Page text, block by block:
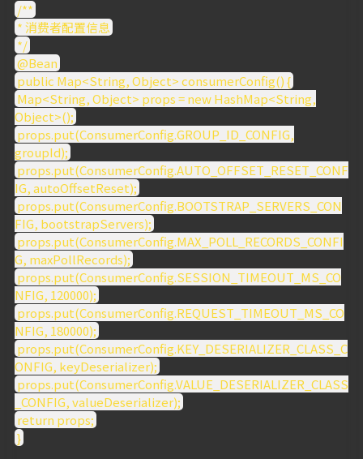
/**
* 消费者配置信息
*/
@Bean
public Map<String, Object> consumerConfig() {
Map<String, Object> props = new HashMap<String,
Object>();
props.put(ConsumerConfig.GROUP_ID_CONFIG,
groupId);
props.put(ConsumerConfig.AUTO_OFFSET_RESET_CONF
IG, autoOffsetReset);
props.put(ConsumerConfig.BOOTSTRAP_SERVERS_CON
FIG, bootstrapServers);
props.put(ConsumerConfig.MAX_POLL_RECORDS_CONFI
G, maxPollRecords);
props.put(ConsumerConfig.SESSION_TIMEOUT_MS_CO
NFIG, 120000);
props.put(ConsumerConfig.REQUEST_TIMEOUT_MS_CO
NFIG, 180000);
props.put(ConsumerConfig.KEY_DESERIALIZER_CLASS_C
ONFIG, keyDeserializer);
props.put(ConsumerConfig.VALUE_DESERIALIZER_CLASS
_CONFIG, valueDeserializer);
return props;
}